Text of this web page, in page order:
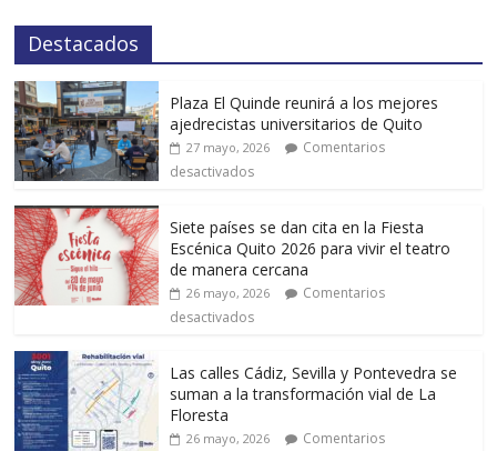
Destacados
Plaza El Quinde reunirá a los mejores
ajedrecistas universitarios de Quito
27 mayo, 2026
Comentarios
desactivados
Siete países se dan cita en la Fiesta
Escénica Quito 2026 para vivir el teatro
de manera cercana
26 mayo, 2026
Comentarios
desactivados
Las calles Cádiz, Sevilla y Pontevedra se
suman a la transformación vial de La
Floresta
26 mayo, 2026
Comentarios